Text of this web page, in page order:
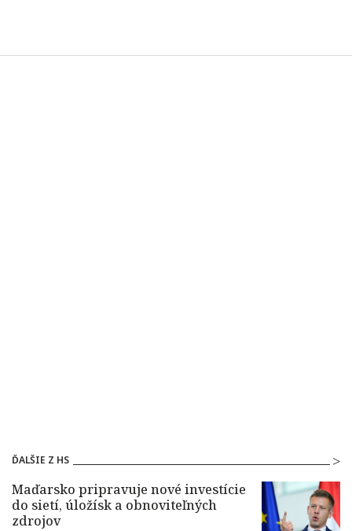
ĎALŠIE Z HS
Maďarsko pripravuje nové investície
do sietí, úložísk a obnoviteľných
zdrojov